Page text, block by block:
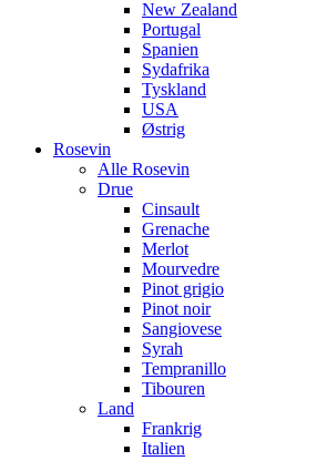
New Zealand
Portugal
Spanien
Sydafrika
Tyskland
USA
Østrig
Rosevin
Alle Rosevin
Drue
Cinsault
Grenache
Merlot
Mourvedre
Pinot grigio
Pinot noir
Sangiovese
Syrah
Tempranillo
Tibouren
Land
Frankrig
Italien